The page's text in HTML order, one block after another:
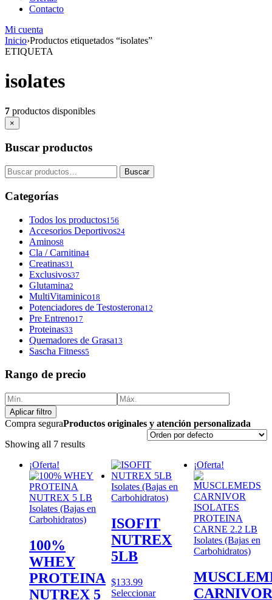
Contacto
Mi cuenta
Saltar
al
Inicio›Productos etiquetados “isolates”
ETIQUETA
isolates
7 productos disponibles
×
Buscar productos
Buscar
por:
Buscar
Categorías
Todos los productos156
Accesorios Deportivos24
Aminos8
Cla / Carnitina4
Creatinas31
Exclusivos37
Glutamina2
MultiVitaminico18
Potenciadores de Testosterona12
Pre Entreno17
Proteinas33
Quemadores de Grasa13
Sascha Fitness5
Rango de precio
Aplicar filtro
Compra seguraProductos originales y atención personalizada
Showing all 7 results
¡Oferta!
Isolates (Bajas en
Carbohidratos)
100%
WHEY
PROTEINA
NUTREX 5
Isolates (Bajas en
Carbohidratos)
ISOFIT
NUTREX
5LB
$133.99
Seleccionar
¡Oferta!
Isolates (Bajas en
Carbohidratos)
CARNIVOR